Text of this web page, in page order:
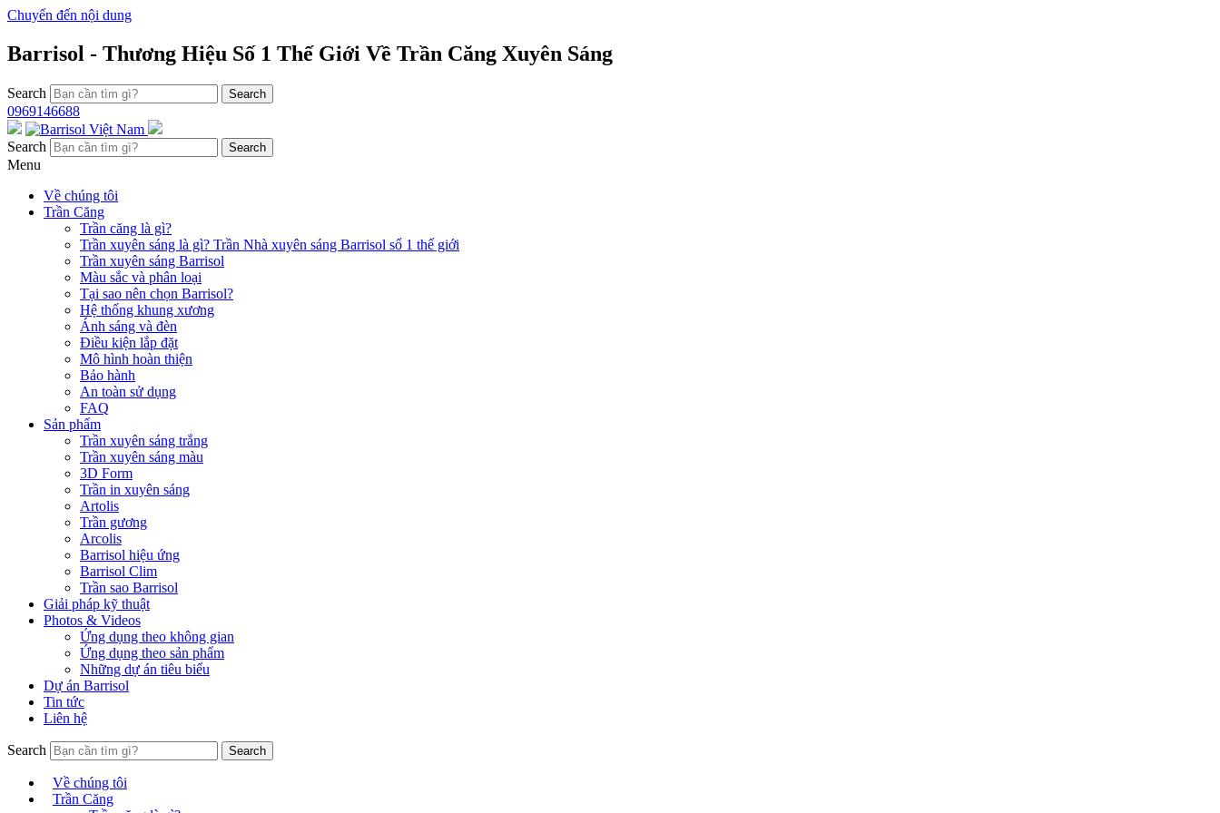
Chuyển đến nội dung
Barrisol - Thương Hiệu Số 1 Thế Giới Về Trần Căng Xuyên Sáng
Search
0969146688
Search
Menu
Về chúng tôi
Trần Căng
Trần căng là gì?
Trần xuyên sáng là gì? Trần Nhà xuyên sáng Barrisol số 1 thế giới
Trần xuyên sáng Barrisol
Màu sắc và phân loại
Tại sao nên chọn Barrisol?
Hệ thống khung xương
Ánh sáng và đèn
Điều kiện lắp đặt
Mô hình hoàn thiện
Bảo hành
An toàn sử dụng
FAQ
Sản phẩm
Trần xuyên sáng trắng
Trần xuyên sáng màu
3D Form
Trần in xuyên sáng
Artolis
Trần gương
Arcolis
Barrisol hiệu ứng
Barrisol Clim
Trần sao Barrisol
Giải pháp kỹ thuật
Photos & Videos
Ứng dụng theo không gian
Ứng dụng theo sản phẩm
Những dự án tiêu biểu
Dự án Barrisol
Tin tức
Liên hệ
Search
Về chúng tôi
Trần Căng